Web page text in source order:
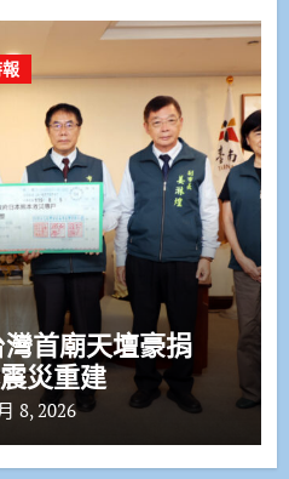
首廟天壇豪捐
災重建
8, 2026